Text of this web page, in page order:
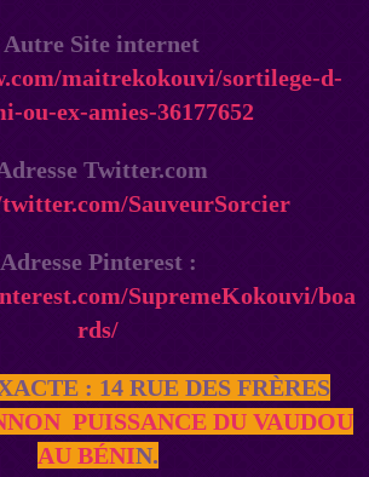
Autre Site internet
maitrekokouvi/sortilege-d-
ou-ex-amies-36177652
Twitter.com
SauveurSorcier
Adresse Pinterest :
SupremeKokouvi/boa
rds/
: 14 RUE DES FRÈRES
PUISSANCE DU VAUDOU
AU BÉNIN.